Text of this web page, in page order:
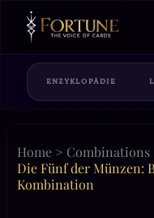
ENZYKLOPÄDIE
Home > Combinations
Die Fünf der Münzen:
Kombination